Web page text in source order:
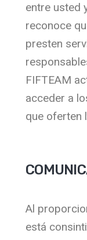
entre usted
reconoce
presten
FIFTEAM
acceder a
que oferten
Al
está